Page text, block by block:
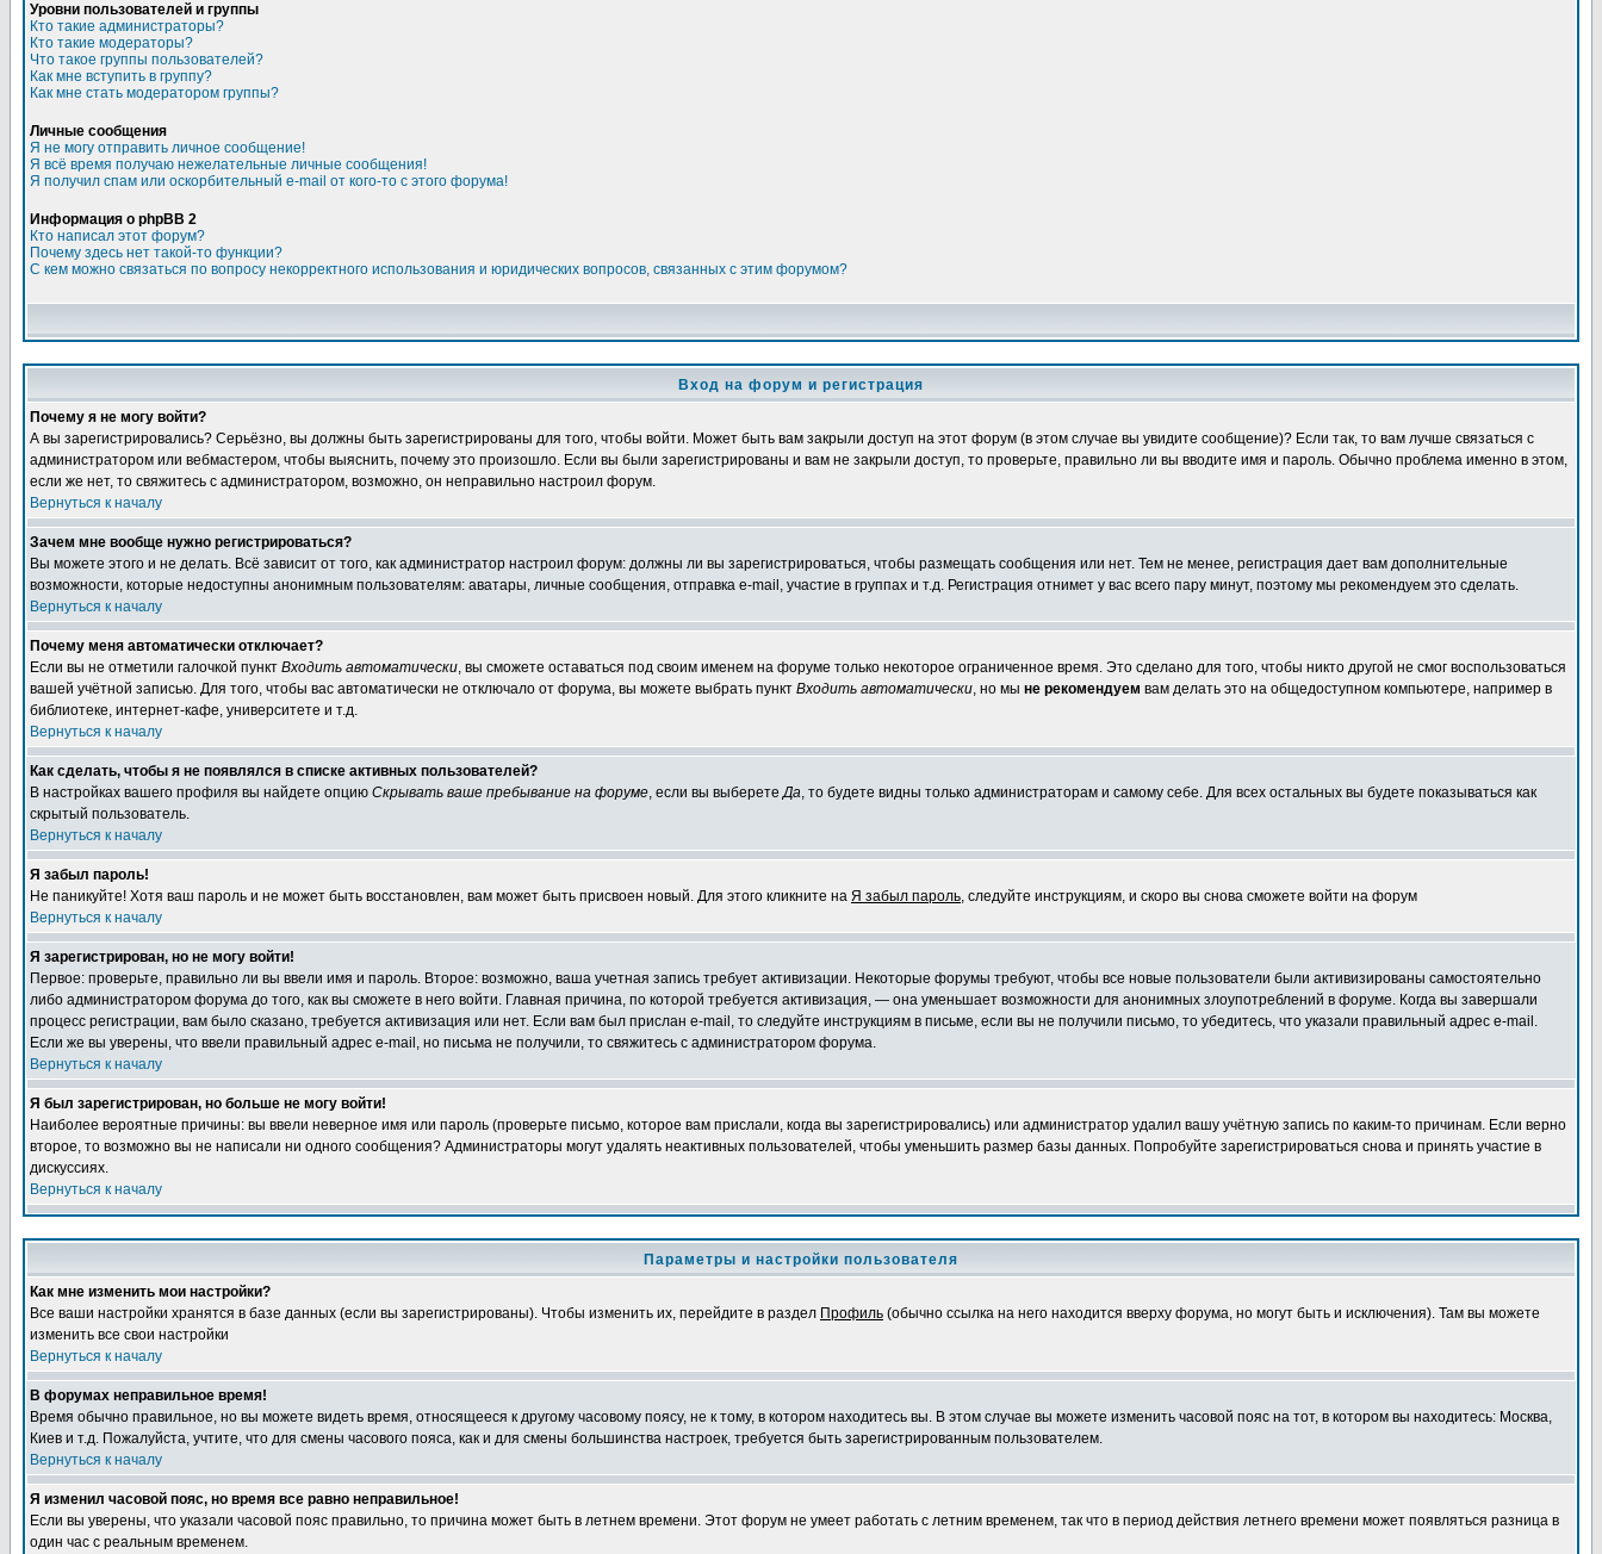
Уровни пользователей и группы
Кто такие администраторы?
Кто такие модераторы?
Что такое группы пользователей?
Как мне вступить в группу?
Как мне стать модератором группы?
Личные сообщения
Я не могу отправить личное сообщение!
Я всё время получаю нежелательные личные сообщения!
Я получил спам или оскорбительный e-mail от кого-то с этого форума!
Информация о phpBB 2
Кто написал этот форум?
Почему здесь нет такой-то функции?
С кем можно связаться по вопросу некорректного использования и юридических вопросов, связанных с этим форумом?
Вход на форум и регистрация
Почему я не могу войти?
А вы зарегистрировались? Серьёзно, вы должны быть зарегистрированы для того, чтобы войти. Может быть вам закрыли доступ на этот форум (в этом случае вы увидите сообщение)? Если так, то вам лучше связаться с
администратором или вебмастером, чтобы выяснить, почему это произошло. Если вы были зарегистрированы и вам не закрыли доступ, то проверьте, правильно ли вы вводите имя и пароль. Обычно проблема именно в этом,
если же нет, то свяжитесь с администратором, возможно, он неправильно настроил форум.
Вернуться к началу
Зачем мне вообще нужно регистрироваться?
Вы можете этого и не делать. Всё зависит от того, как администратор настроил форум: должны ли вы зарегистрироваться, чтобы размещать сообщения или нет. Тем не менее, регистрация дает вам дополнительные
возможности, которые недоступны анонимным пользователям: аватары, личные сообщения, отправка e-mail, участие в группах и т.д. Регистрация отнимет у вас всего пару минут, поэтому мы рекомендуем это сделать.
Вернуться к началу
Почему меня автоматически отключает?
Если вы не отметили галочкой пункт Входить автоматически, вы сможете оставаться под своим именем на форуме только некоторое ограниченное время. Это сделано для того, чтобы никто другой не смог воспользоваться
вашей учётной записью. Для того, чтобы вас автоматически не отключало от форума, вы можете выбрать пункт Входить автоматически, но мы не рекомендуем вам делать это на общедоступном компьютере, например в
библиотеке, интернет-кафе, университете и т.д.
Вернуться к началу
Как сделать, чтобы я не появлялся в списке активных пользователей?
В настройках вашего профиля вы найдете опцию Скрывать ваше пребывание на форуме, если вы выберетеДа, то будете видны только администраторам и самому себе. Для всех остальных вы будете показываться как
скрытый пользователь.
Вернуться к началу
Я забыл пароль!
Не паникуйте! Хотя ваш пароль и не может быть восстановлен, вам может быть присвоен новый. Для этого кликните на Я забыл пароль, следуйте инструкциям, и скоро вы снова сможете войти на форум
Вернуться к началу
Я зарегистрирован, но не могу войти!
Первое: проверьте, правильно ли вы ввели имя и пароль. Второе: возможно, ваша учетная запись требует активизации. Некоторые форумы требуют, чтобы все новые пользователи были активизированы самостоятельно
либо администратором форума до того, как вы сможете в него войти. Главная причина, по которой требуется активизация, — она уменьшает возможности для анонимных злоупотреблений в форуме. Когда вы завершали
процесс регистрации, вам было сказано, требуется активизация или нет. Если вам был прислан e-mail, то следуйте инструкциям в письме, если вы не получили письмо, то убедитесь, что указали правильный адрес e-mail.
Если же вы уверены, что ввели правильный адрес e-mail, но письма не получили, то свяжитесь с администратором форума.
Вернуться к началу
Я был зарегистрирован, но больше не могу войти!
Наиболее вероятные причины: вы ввели неверное имя или пароль (проверьте письмо, которое вам прислали, когда вы зарегистрировались) или администратор удалил вашу учётную запись по каким-то причинам. Если верно
второе, то возможно вы не написали ни одного сообщения? Администраторы могут удалять неактивных пользователей, чтобы уменьшить размер базы данных. Попробуйте зарегистрироваться снова и принять участие в
дискуссиях.
Вернуться к началу
Параметры и настройки пользователя
Как мне изменить мои настройки?
Все ваши настройки хранятся в базе данных (если вы зарегистрированы). Чтобы изменить их, перейдите в раздел Профиль (обычно ссылка на него находится вверху форума, но могут быть и исключения). Там вы можете
изменить все свои настройки
Вернуться к началу
В форумах неправильное время!
Время обычно правильное, но вы можете видеть время, относящееся к другому часовому поясу, не к тому, в котором находитесь вы. В этом случае вы можете изменить часовой пояс на тот, в котором вы находитесь: Москва,
Киев и т.д. Пожалуйста, учтите, что для смены часового пояса, как и для смены большинства настроек, требуется быть зарегистрированным пользователем.
Вернуться к началу
Я изменил часовой пояс, но время все равно неправильное!
Если вы уверены, что указали часовой пояс правильно, то причина может быть в летнем времени. Этот форум не умеет работать с летним временем, так что в период действия летнего времени может появляться разница в
один час с реальным временем.